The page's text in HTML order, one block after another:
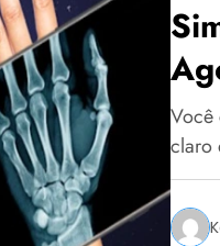
Você
claro